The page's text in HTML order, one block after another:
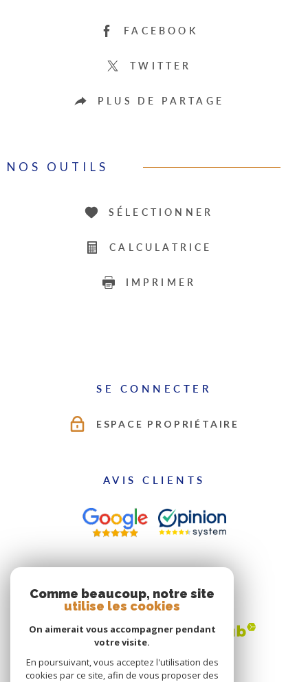
FACEBOOK
TWITTER
PLUS DE PARTAGE
NOS OUTILS
SÉLECTIONNER
CALCULATRICE
IMPRIMER
SE CONNECTER
ESPACE PROPRIÉTAIRE
AVIS CLIENTS
ADHÉRENTS
Comme beaucoup, notre site
utilise les cookies
On aimerait vous accompagner pendant
votre visite.
En poursuivant, vous acceptez l'utilisation des
cookies par ce site, afin de vous proposer des